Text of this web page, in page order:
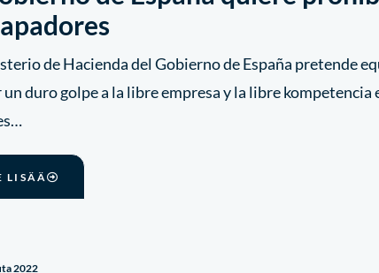
de Hacienda del Gobierno de España pretende
un duro golpe a la libre empresa y la libre kompetencia
LISÄÄ
2022